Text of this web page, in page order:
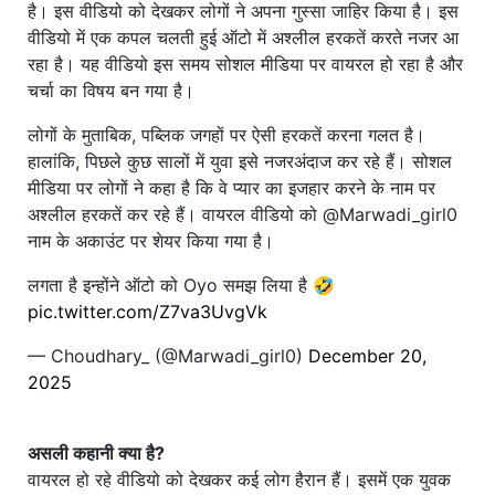
है। इस वीडियो को देखकर लोगों ने अपना गुस्सा जाहिर किया है। इस
वीडियो में एक कपल चलती हुई ऑटो में अश्लील हरकतें करते नजर आ
रहा है। यह वीडियो इस समय सोशल मीडिया पर वायरल हो रहा है और
चर्चा का विषय बन गया है।
लोगों के मुताबिक, पब्लिक जगहों पर ऐसी हरकतें करना गलत है।
हालांकि, पिछले कुछ सालों में युवा इसे नजरअंदाज कर रहे हैं। सोशल
मीडिया पर लोगों ने कहा है कि वे प्यार का इजहार करने के नाम पर
अश्लील हरकतें कर रहे हैं। वायरल वीडियो को @Marwadi_girl0
नाम के अकाउंट पर शेयर किया गया है।
लगता है इन्होंने ऑटो को Oyo समझ लिया है 🤣
pic.twitter.com/Z7va3UvgVk
— Choudhary_ (@Marwadi_girl0) December 20,
2025
असली कहानी क्या है?
वायरल हो रहे वीडियो को देखकर कई लोग हैरान हैं। इसमें एक युवक